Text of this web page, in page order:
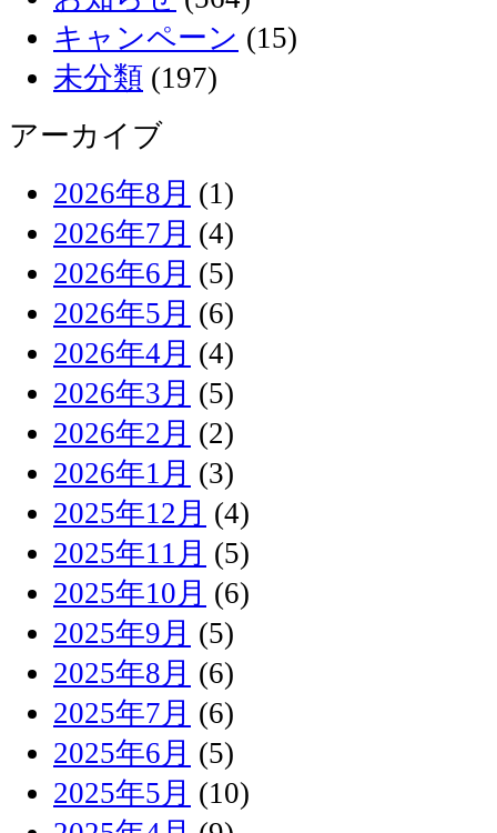
キャンペーン (15)
未分類 (197)
アーカイブ
2026年8月 (1)
2026年7月 (4)
2026年6月 (5)
2026年5月 (6)
2026年4月 (4)
2026年3月 (5)
2026年2月 (2)
2026年1月 (3)
2025年12月 (4)
2025年11月 (5)
2025年10月 (6)
2025年9月 (5)
2025年8月 (6)
2025年7月 (6)
2025年6月 (5)
2025年5月 (10)